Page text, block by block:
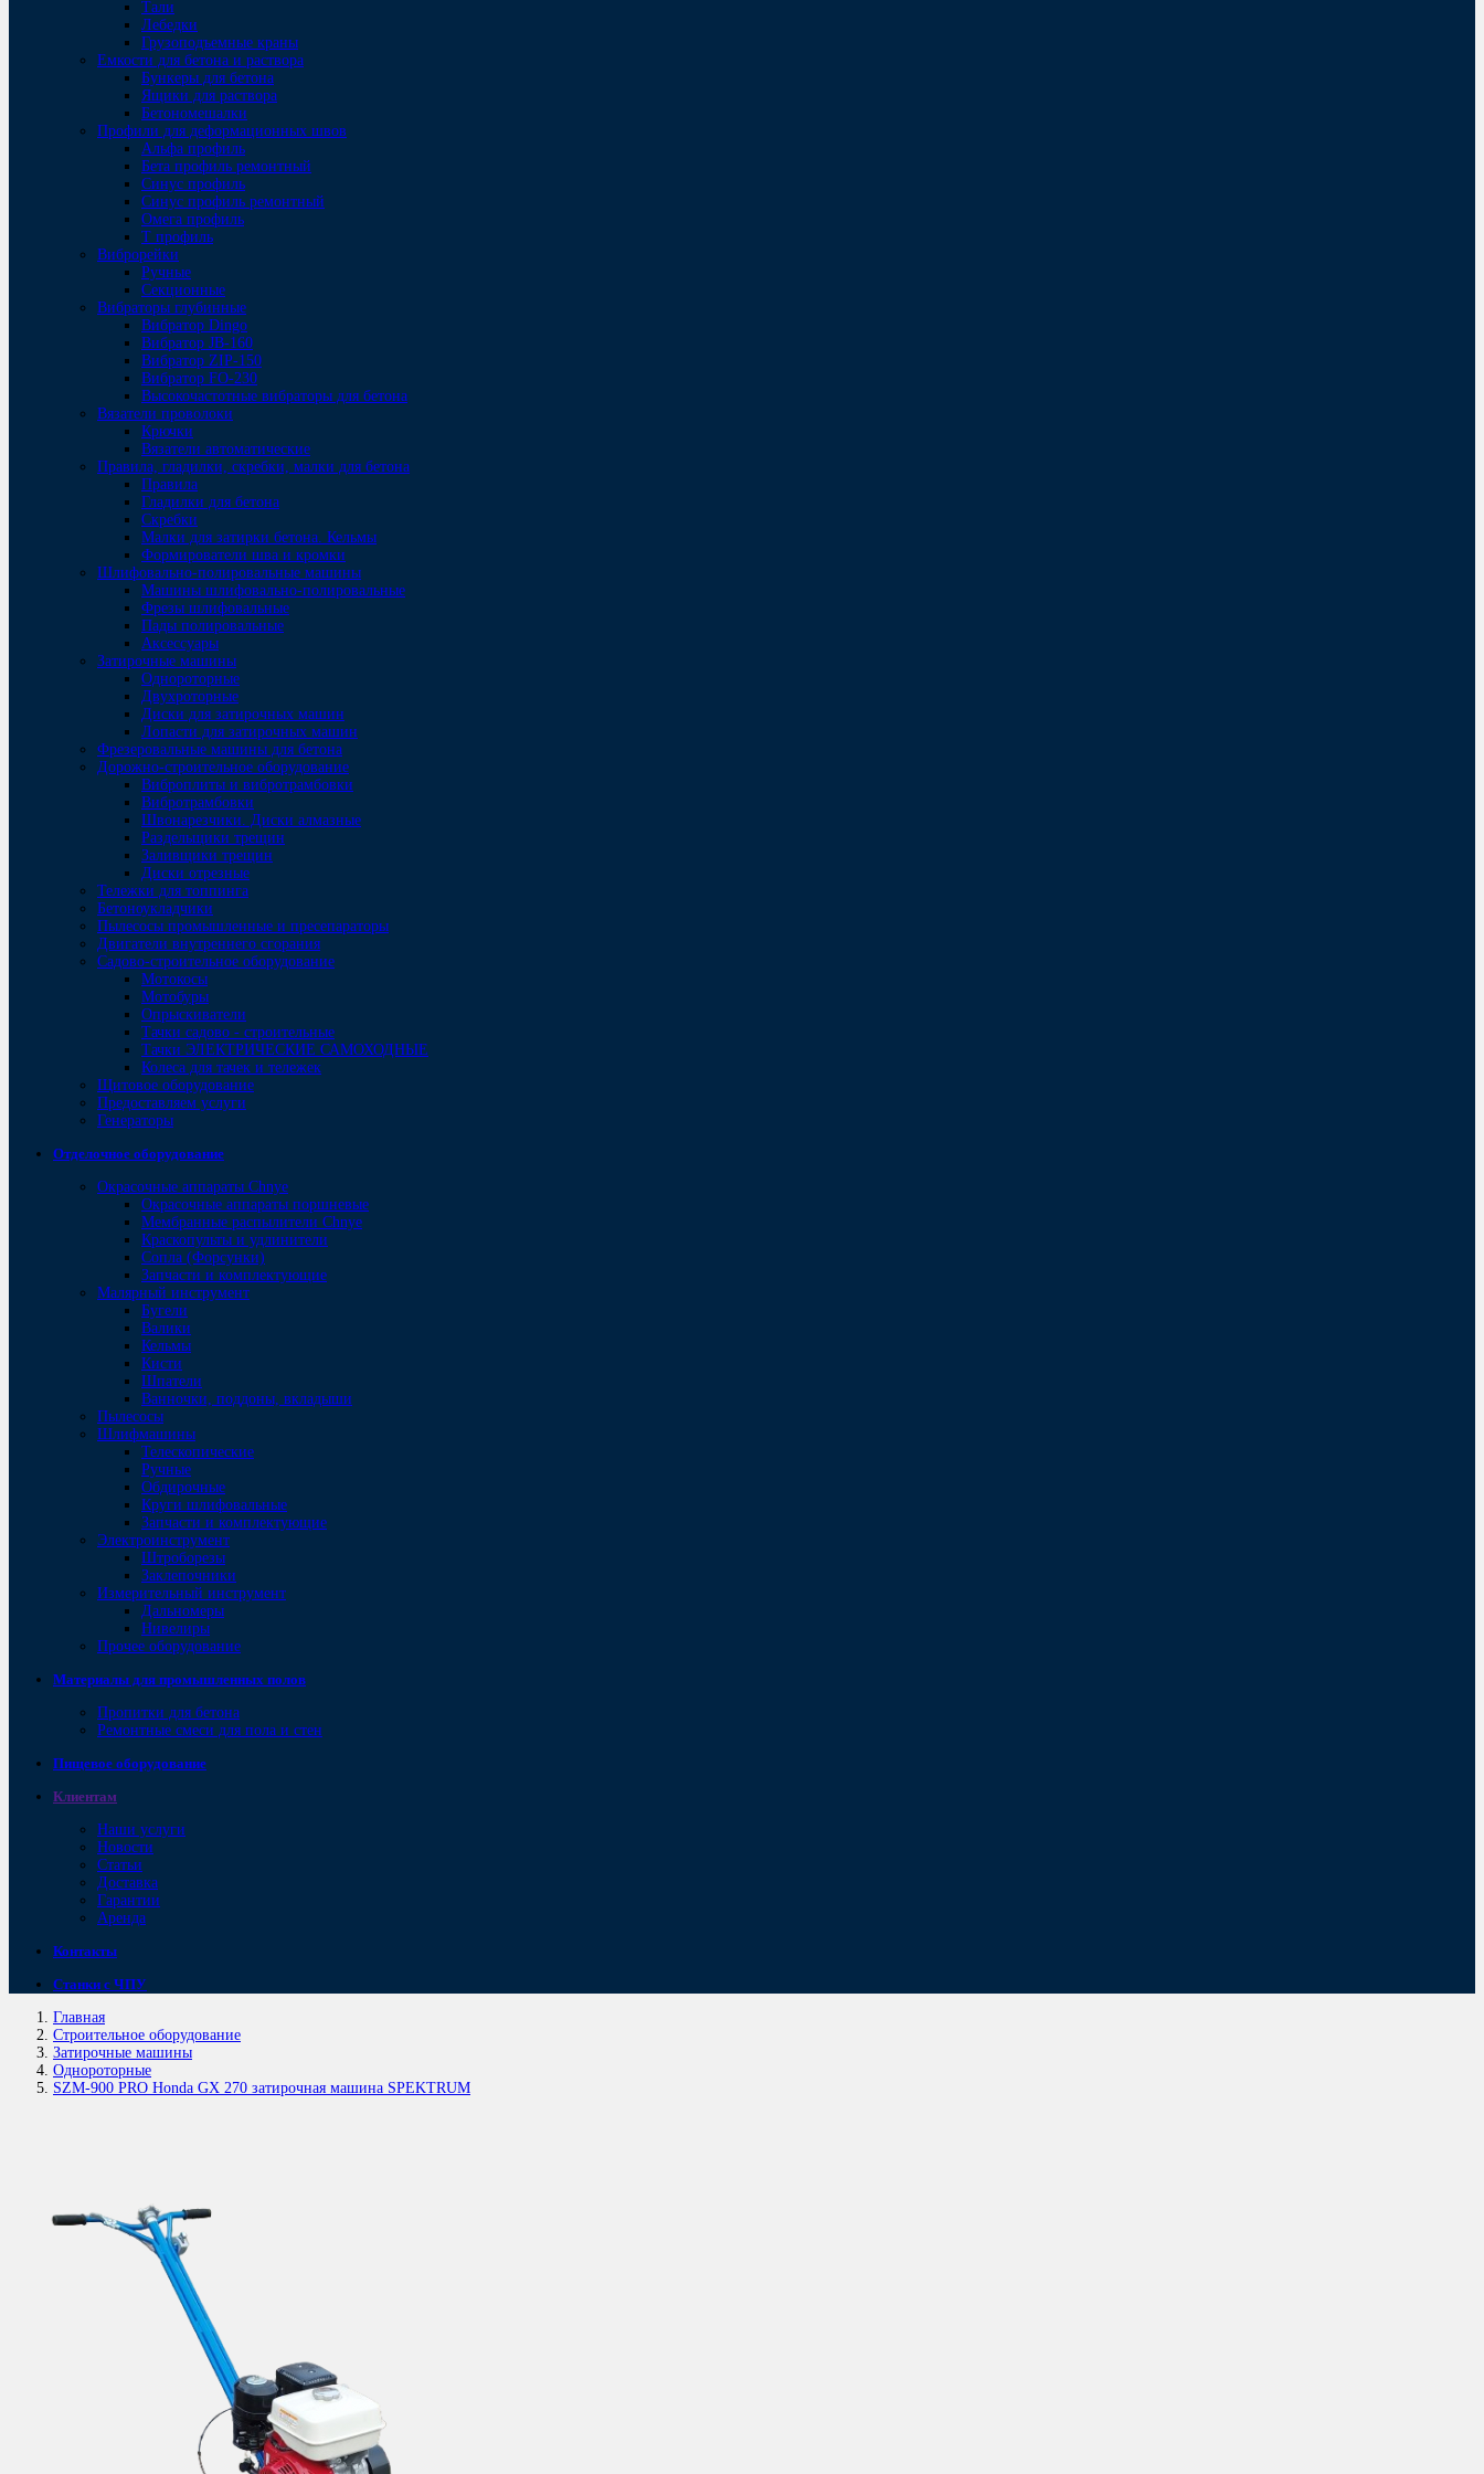
Тали
Лебедки
Грузоподъемные краны
Емкости для бетона и раствора
Бункеры для бетона
Ящики для раствора
Бетономешалки
Профили для деформационных швов
Альфа профиль
Бета профиль ремонтный
Синус профиль
Синус профиль ремонтный
Омега профиль
Т профиль
Виброрейки
Ручные
Секционные
Вибраторы глубинные
Вибратор Dingo
Вибратор JB-160
Вибратор ZIP-150
Bибратор FO-230
Высокочастотные вибраторы для бетона
Вязатели проволоки
Крючки
Вязатели автоматические
Правила, гладилки, скребки, малки для бетона
Правила
Гладилки для бетона
Скребки
Малки для затирки бетона. Кельмы
Формирователи шва и кромки
Шлифовально-полировальные машины
Машины шлифовально-полировальные
Фрезы шлифовальные
Пады полировальные
Аксессуары
Затирочные машины
Однороторные
Двухроторные
Диски для затирочных машин
Лопасти для затирочных машин
Фрезеровальные машины для бетона
Дорожно-строительное оборудование
Виброплиты и вибротрамбовки
Вибротрамбовки
Швонарезчики. Диски алмазные
Раздельщики трещин
Заливщики трещин
Диски отрезные
Тележки для топпинга
Бетоноукладчики
Пылесосы промышленные и пресепараторы
Двигатели внутреннего сгорания
Садово-строительное оборудование
Мотокосы
Мотобуры
Опрыскиватели
Тачки садово - строительные
Тачки ЭЛЕКТРИЧЕСКИЕ САМОХОДНЫЕ
Колеса для тачек и тележек
Щитовое оборудование
Предоставляем услуги
Генераторы
Отделочное оборудование
Окрасочные аппараты Chnye
Окрасочные аппараты поршневые
Мембранные распылители Chnye
Краскопульты и удлинители
Сопла (Форсунки)
Запчасти и комплектующие
Малярный инструмент
Бугели
Валики
Кельмы
Кисти
Шпатели
Ванночки, поддоны, вкладыши
Пылесосы
Шлифмашины
Телескопические
Ручные
Обдирочные
Круги шлифовальные
Запчасти и комплектующие
Электроинструмент
Штроборезы
Заклепочники
Измерительный инструмент
Дальномеры
Нивелиры
Прочее оборудование
Материалы для промышленных полов
Пропитки для бетона
Ремонтные смеси для пола и стен
Пищевое оборудование
Клиентам
Наши услуги
Новости
Статьи
Доставка
Гарантии
Аренда
Контакты
Станки с ЧПУ
Главная
Строительное оборудование
Затирочные машины
Однороторные
SZM-900 PRO Honda GX 270 затирочная машина SPEKTRUM